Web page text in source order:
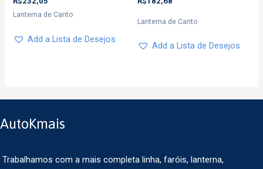
Lanterna de Canto
Add a Lista de Desejos
Lanterna de Canto
Add a Lista de Desejos
AutoKmais
Trabalhamos com a mais completa linha, faróis, lanterna,